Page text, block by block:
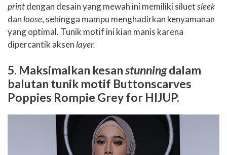
printdengan desain yang mewah ini memiliki siluetsleek
dan loose, sehingga mampu menghadirkan kenyamanan
yang optimal. Tunik motif ini kian manis karena
dipercantik aksen layer.
5. Maksimalkan kesanstunningdalam
balutan tunik motif Buttonscarves
Poppies Rompie Grey for HIJUP.